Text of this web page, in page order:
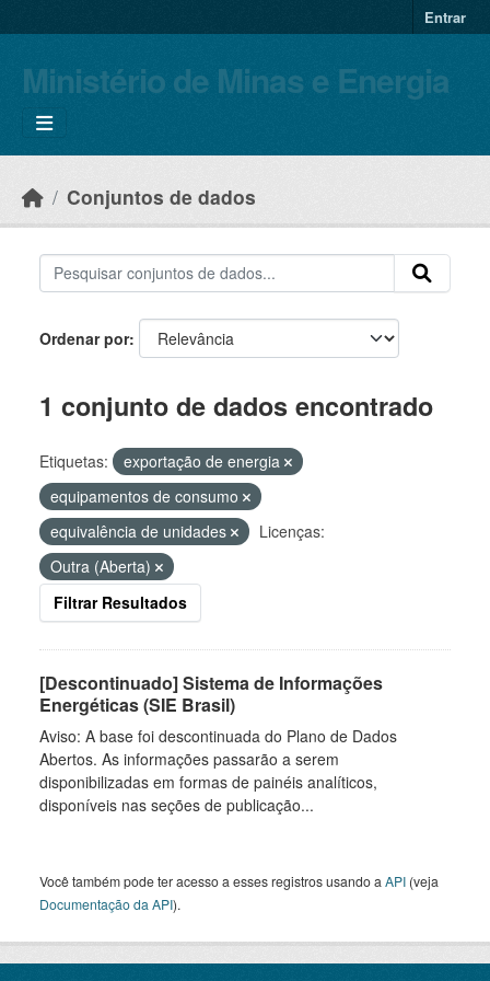
Entrar
Ministério de Minas e Energia
Conjuntos de dados
Ordenar por
1 conjunto de dados encontrado
Etiquetas:
exportação de energia
equipamentos de consumo
equivalência de unidades
Licenças:
Outra (Aberta)
Filtrar Resultados
[Descontinuado] Sistema de Informações
Energéticas (SIE Brasil)
Aviso: A base foi descontinuada do Plano de Dados
Abertos. As informações passarão a serem
disponibilizadas em formas de painéis analíticos,
disponíveis nas seções de publicação...
Você também pode ter acesso a esses registros usando a API (veja
Documentação da API).